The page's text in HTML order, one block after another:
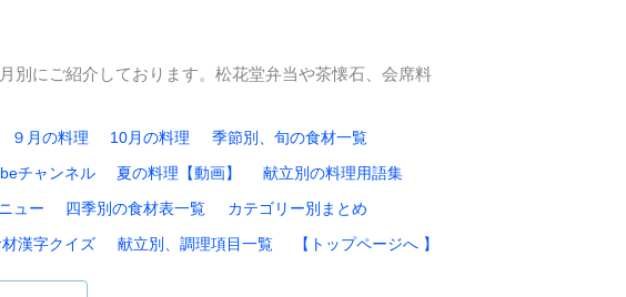
別にご紹介しております。松花堂弁当や茶懐石、会席料
９月の料理 10月の料理
季節別、旬の食材一覧
チャンネル 夏の料理【動画】
献立別の料理用語集
ュー 四季別の食材表一覧
カテゴリー別まとめ
漢字クイズ 献立別、調理項目一覧 【トップページへ 】